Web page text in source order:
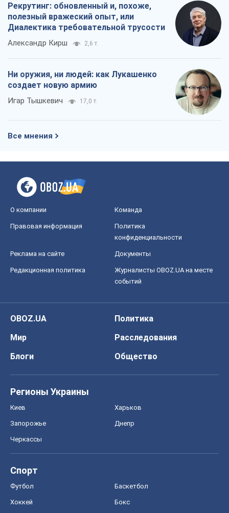
Рекрутинг: обновленный и, похоже,
полезный вражеский опыт, или
Диалектика требовательной трусости
Александр Кирш 2,6 т.
Ни оружия, ни людей: как Лукашенко
создает новую армию
Игар Тышкевич 17,0 т.
Все мнения
О компании Команда
Правовая информация
Политика
конфиденциальности
Реклама на сайте Документы
Редакционная политика
Журналисты OBOZ.UA на месте
событий
OBOZ.UA
Политика
Мир
Расследования
Блоги
Общество
Регионы Украины
Киев Харьков
Запорожье Днепр
Черкассы
Спорт
Футбол Баскетбол
Хоккей Бокс